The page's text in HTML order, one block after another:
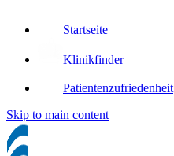
Startseite
Klinikfinder
Patientenzufriedenheit
Skip to main content